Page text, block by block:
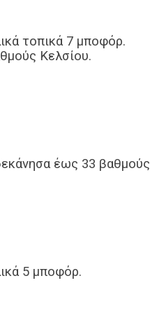
τοπικά 7 μποφόρ.
Κελσίου.
έως 33 βαθμούς
5 μποφόρ.